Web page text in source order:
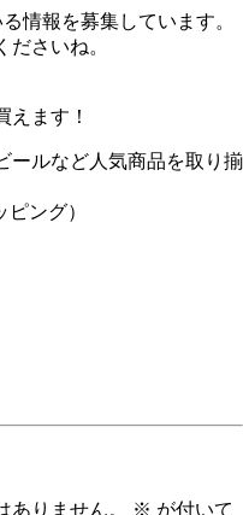
情報を募集しています。
ださいね。
えます！
ールなど人気商品を取り揃
ピング）
ありません。 ※ が付いて